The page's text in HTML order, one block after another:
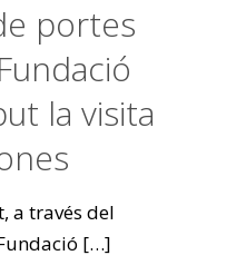
portes
la visita
a través del
[…]